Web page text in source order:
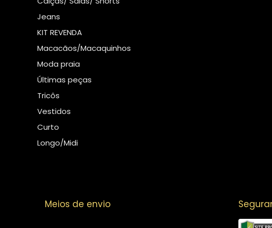
Jeans
KIT REVENDA
Macacãos/Macaquinhos
Moda praia
Últimas peças
Tricôs
Vestidos
Curto
Longo/Midi
Meios de envio